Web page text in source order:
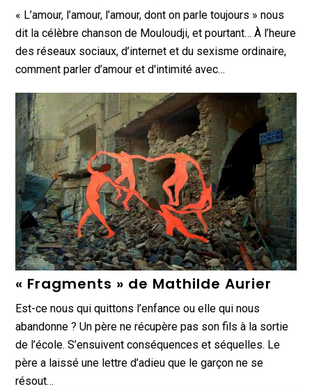
« L’amour, l’amour, l’amour, dont on parle toujours » nous
dit la célèbre chanson de Mouloudji, et pourtant… À l’heure
des réseaux sociaux, d’internet et du sexisme ordinaire,
comment parler d’amour et d'intimité avec…
« Fragments » de Mathilde Aurier
Est-ce nous qui quittons l’enfance ou elle qui nous
abandonne ? Un père ne récupère pas son fils à la sortie
de l’école. S’ensuivent conséquences et séquelles. Le
père a laissé une lettre d’adieu que le garçon ne se
résout…